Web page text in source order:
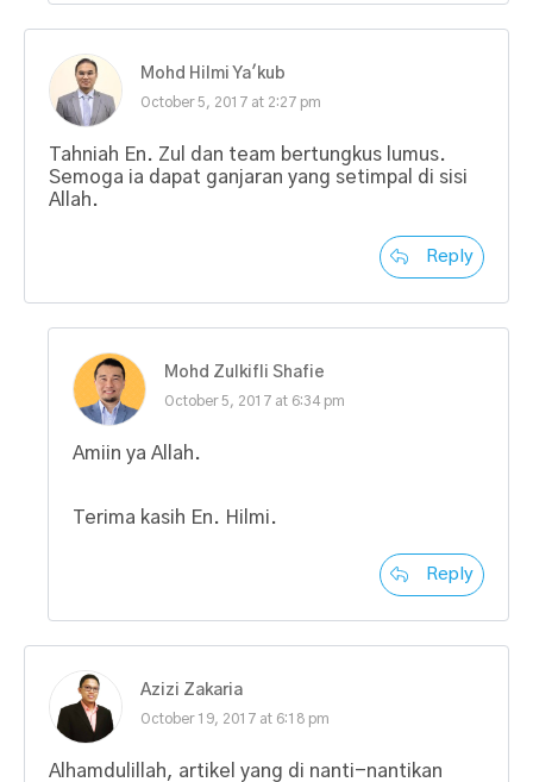
Mohd Hilmi Ya'kub
October 5, 2017 at 2:27 pm
Tahniah En. Zul dan team bertungkus lumus.
Semoga ia dapat ganjaran yang setimpal di sisi
Allah.
Reply
Mohd Zulkifli Shafie
October 5, 2017 at 6:34 pm
Amiin ya Allah.
Terima kasih En. Hilmi.
Reply
Azizi Zakaria
October 19, 2017 at 6:18 pm
Alhamdulillah, artikel yang di nanti-nantikan